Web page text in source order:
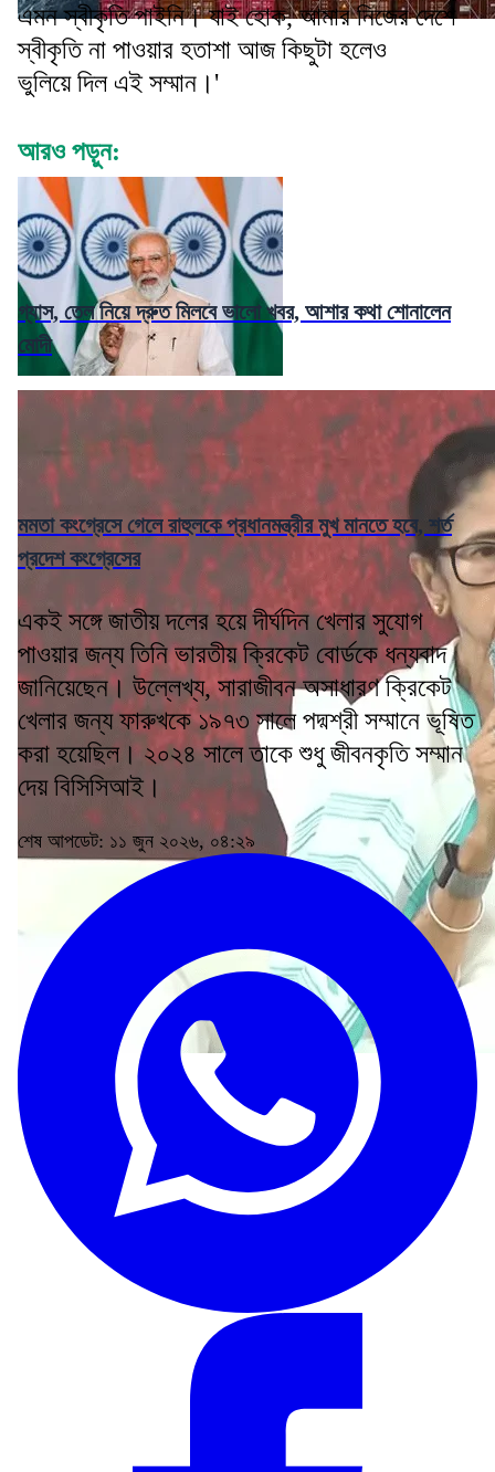
এমন স্বীকৃতি পাইনি। যাই হোক, আমার নিজের দেশে
স্বীকৃতি না পাওয়ার হতাশা আজ কিছুটা হলেও
ভুলিয়ে দিল এই সম্মান।'
আরও পড়ুন:
গ্যাস, তেল নিয়ে দ্রুত মিলবে ভালো খবর, আশার কথা শোনালেন
মোদী
মমতা কংগ্রেসে গেলে রাহুলকে প্রধানমন্ত্রীর মুখ মানতে হবে, শর্ত
প্রদেশ কংগ্রেসের
একই সঙ্গে জাতীয় দলের হয়ে দীর্ঘদিন খেলার সুযোগ
পাওয়ার জন্য তিনি ভারতীয় ক্রিকেট বোর্ডকে ধন্যবাদ
জানিয়েছেন। উল্লেখ্য, সারাজীবন অসাধারণ ক্রিকেট
খেলার জন্য ফারুখকে ১৯৭৩ সালে পদ্মশ্রী সম্মানে ভূষিত
করা হয়েছিল। ২০২৪ সালে তাকে শুধু জীবনকৃতি সম্মান
দেয় বিসিসিআই।
শেষ আপডেট: ১১ জুন ২০২৬, ০৪:২৯